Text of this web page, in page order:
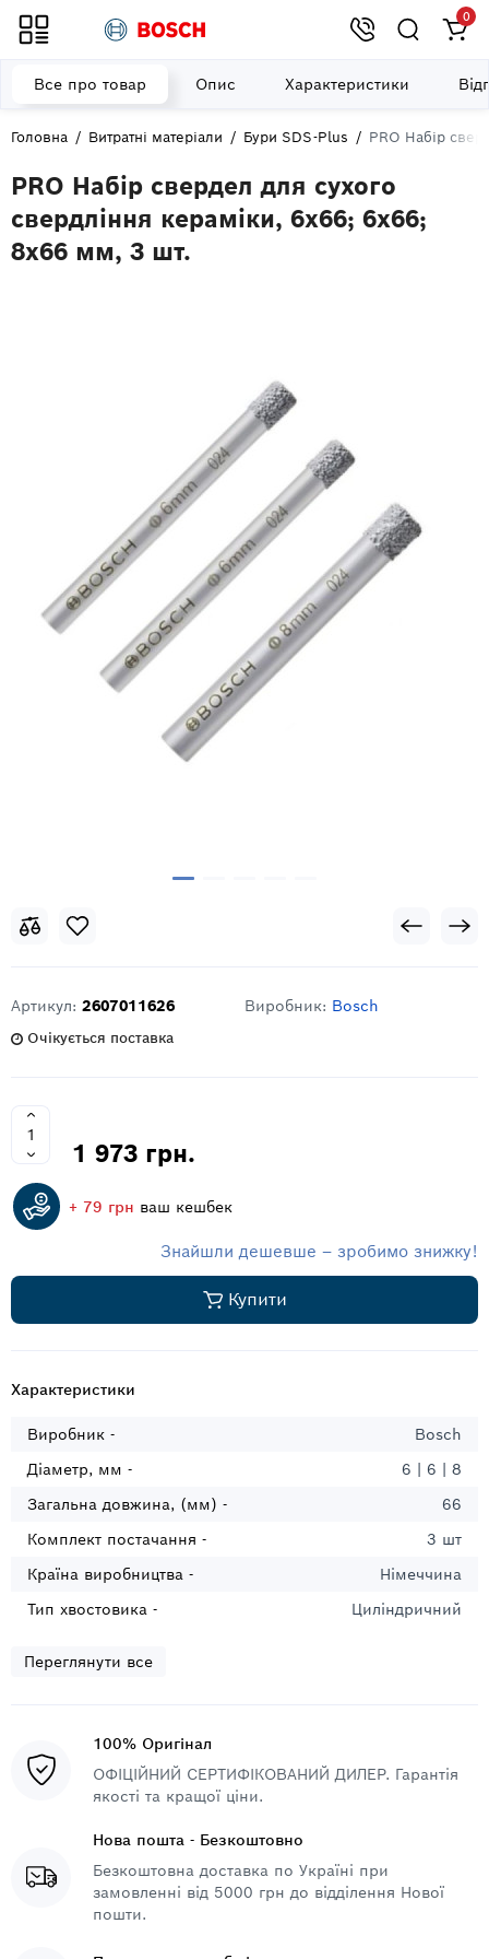
0
Головна Витратні матеріали Бури SDS-Plus PRO Набір
PRO Набір свердел для сухого
свердління кераміки, 6x66; 6x66;
8x66 мм, 3 шт.
Все про товар Опис Характеристики
Артикул: 2607011626 Виробник: Bosch
Очікується поставка
1 973 грн.
+ 79 грн ваш кешбек
Знайшли дешевше – зробимо знижку!
Купити
Характеристики
Виробник -
Bosch
Діаметр, мм -
6 | 6 | 8
Загальна довжина, (мм) -
66
Комплект постачання -
3 шт
Країна виробництва -
Німеччина
Тип хвостовика -
Циліндричний
Переглянути все
100% Оригінал
ОФІЦІЙНИЙ СЕРТИФІКОВАНИЙ ДИЛЕР. Гарантія
якості та кращої ціни.
Нова пошта - Безкоштовно
Безкоштовна доставка по Україні при
замовленні від 5000 грн до відділення Нової
пошти.